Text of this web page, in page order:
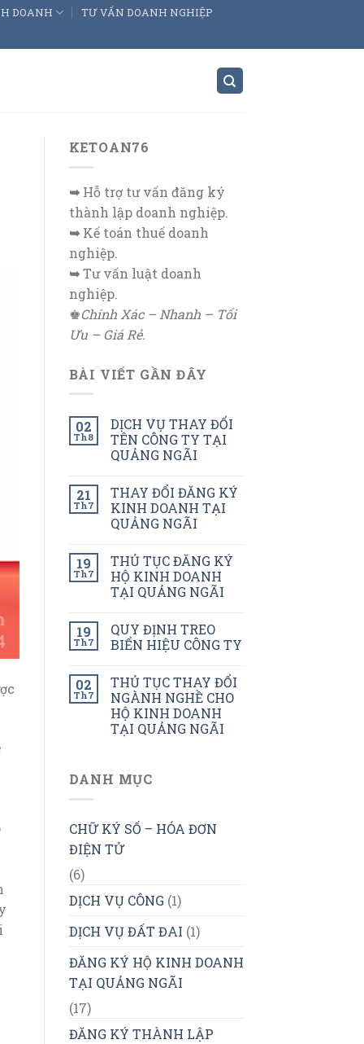
DOANH
TƯ VẤN DOANH NGHIỆP
KETOAN76
➥Hỗ trợ tư vấn đăng ký
thành lập doanh nghiệp.
➥Kế toán thuế doanh
nghiệp.
➥Tư vấn luật doanh
nghiệp.
♚Chính Xác – Nhanh – Tối
Ưu – Giá Rẻ.
BÀI VIẾT GẦN ĐÂY
02
Th8
DỊCH VỤ THAY ĐỔI
TÊN CÔNG TY TẠI
QUẢNG NGÃI
21
Th7
THAY ĐỔI ĐĂNG KÝ
KINH DOANH TẠI
QUẢNG NGÃI
19
Th7
THỦ TỤC ĐĂNG KÝ
HỘ KINH DOANH
TẠI QUẢNG NGÃI
19
Th7
QUY ĐỊNH TREO
BIỂN HIỆU CÔNG TY
02
Th7
THỦ TỤC THAY ĐỔI
NGÀNH NGHỀ CHO
HỘ KINH DOANH
TẠI QUẢNG NGÃI
DANH MỤC
CHỮ KÝ SỐ – HÓA ĐƠN
ĐIỆN TỬ
(6)
DỊCH VỤ CÔNG (1)
DỊCH VỤ ĐẤT ĐAI (1)
ĐĂNG KÝ HỘ KINH DOANH
TẠI QUẢNG NGÃI
(17)
ĐĂNG KÝ THÀNH LẬP